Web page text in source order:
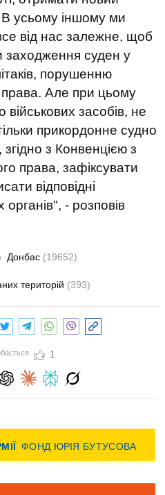
усьому іншому ми
від нас залежне, щоб
суден у
порушенню
права. Але при цьому
військових засобів, не
прикордонне судно
з Конвенцією з
права, зафіксувати
відповідні
- розповів
Донбас (19652)
територій (393)
1